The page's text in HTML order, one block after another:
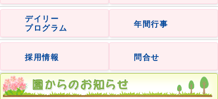
デイリー
プログラム
年間行事
採用情報 問合せ